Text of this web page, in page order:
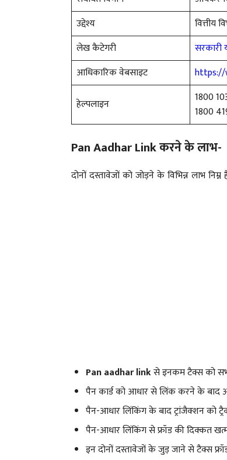
उद्देश्य
वित्तीय
लेख कैटेगरी
सरकारी
आधिकारिक वेबसाइट
https://
हेल्पलाइन
1800
1800
Pan Aadhar Link करने के लाभ-
दोनों दस्तावेजों को जोड़ने के विभिन्न लाभ निम्न
Pan aadhar linkसे इनकम टैक्स को
पैन कार्ड को आधार से लिंक करने के बाद
पैन-आधार लिंकिंग के बाद ट्रांजैक्शन को
पैन-आधार लिंकिंग से फ्रॉड की दिक्कत खत्म
इन दोनों दस्तावेजों के जुड़ जाने से टैक्स